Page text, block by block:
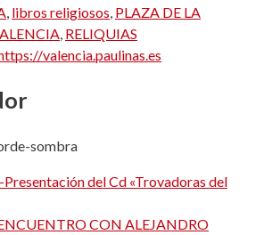
libros religiosos PLAZA DE LA
RELIQUIAS
valencia.paulinas.es
sombra
del Cd «Trovadoras del
CON ALEJANDRO